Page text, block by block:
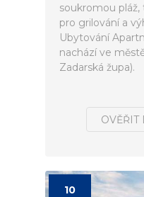
soukromou pláž,
pro grilování a
Ubytování
nachází ve
Zadarská župa).
OVĚŘIT
10